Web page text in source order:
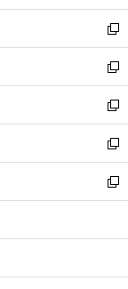
開
く
ウ
で
開
く
ン
ド
ウ
で
開
く
ウ
ィ
ン
ド
ウ
で
開
く
新
し
い
ウ
ィ
ン
ド
ウ
で
開
新
し
い
ウ
ィ
ン
ド
ウ
開
新
し
い
ウ
ィ
ン
ウ
開
新
し
い
ウ
ン
ウ
新
し
ウ
ン